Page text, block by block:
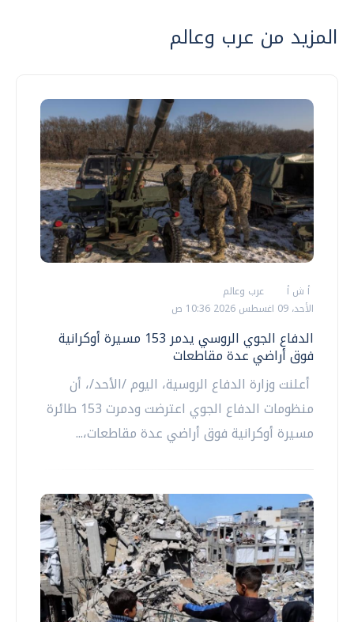
المزيد من عرب وعالم
أ ش أ
عرب وعالم
الأحد، 09 اغسطس 2026 10:36 ص
الدفاع الجوي الروسي يدمر 153 مسيرة أوكرانية
فوق أراضي عدة مقاطعات
أعلنت وزارة الدفاع الروسية، اليوم /الأحد/، أن
منظومات الدفاع الجوي اعترضت ودمرت 153 طائرة
مسيرة أوكرانية فوق أراضي عدة مقاطعات،...